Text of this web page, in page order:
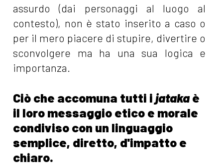
assurdo (dai personaggi al luogo al
contesto), non è stato inserito a caso o
per il mero piacere di stupire, divertire o
sconvolgere ma ha una sua logica e
importanza.
Ciò che accomuna tutti ijatakaè
il loro messaggio etico e morale
condiviso con un linguaggio
semplice, diretto, d'impatto e
chiaro.